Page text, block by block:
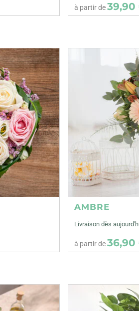
à partir de39,90
AMBRE
Livraison dès
à partir de36,90